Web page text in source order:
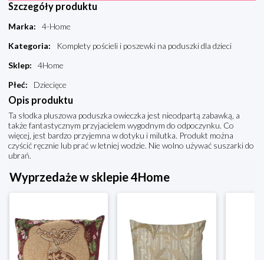
Szczegóły produktu
Marka:
4-Home
Kategoria:
Komplety pościeli i poszewki na poduszki dla dzieci
Sklep:
4Home
Płeć: Dziecięce
Opis produktu
Ta słodka pluszowa poduszka owieczka jest nieodpartą zabawką, a
także fantastycznym przyjacielem wygodnym do odpoczynku. Co
więcej, jest bardzo przyjemna w dotyku i milutka. Produkt można
czyścić ręcznie lub prać w letniej wodzie. Nie wolno używać suszarki do
ubrań.
Wyprzedaże w sklepie 4Home